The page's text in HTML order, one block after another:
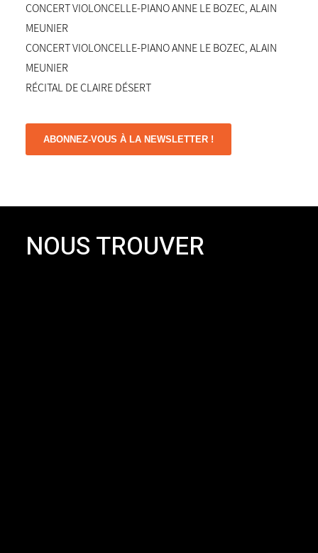
CONCERT VIOLONCELLE-PIANO ANNE LE BOZEC, ALAIN
MEUNIER
CONCERT VIOLONCELLE-PIANO ANNE LE BOZEC, ALAIN
MEUNIER
RÉCITAL DE CLAIRE DÉSERT
ABONNEZ-VOUS À LA NEWSLETTER !
NOUS TROUVER